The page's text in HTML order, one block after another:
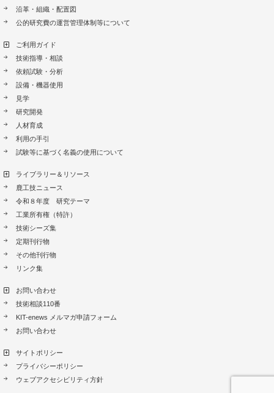
沿革・組織・配置図
公的研究費の運営管理体制等について
ご利用ガイド
技術指導・相談
依頼試験・分析
設備・機器使用
見学
研究開発
人材育成
利用の手引
試験等に基づく名義の使用について
ライブラリー＆リソース
鹿工技ニュース
令和８年度 研究テーマ
工業所有権（特許）
技術シーズ集
定期刊行物
その他刊行物
リンク集
お問い合わせ
技術相談110番
KIT-enews メルマガ申請フォーム
お問い合わせ
サイトポリシー
プライバシーポリシー
ウェブアクセシビリティ方針